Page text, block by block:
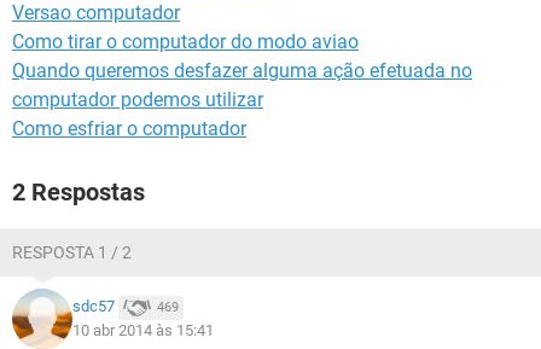
Versao computador
Como tirar o computador do modo aviao
Quando queremos desfazer alguma ação efetuada no
computador podemos utilizar
Como esfriar o computador
2 Respostas
RESPOSTA 1 / 2
sdc57 469
10 abr 2014 às 15:41